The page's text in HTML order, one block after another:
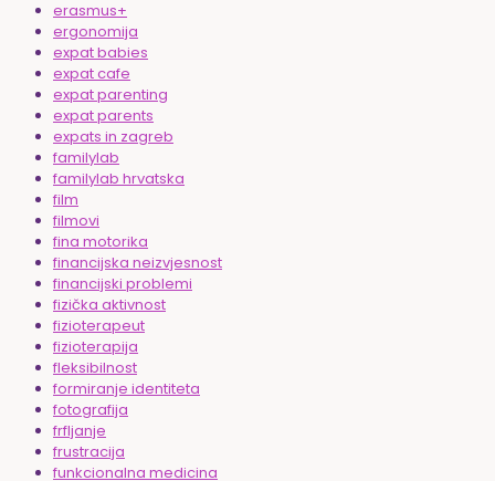
erasmus+
ergonomija
expat babies
expat cafe
expat parenting
expat parents
expats in zagreb
familylab
familylab hrvatska
film
filmovi
fina motorika
financijska neizvjesnost
financijski problemi
fizička aktivnost
fizioterapeut
fizioterapija
fleksibilnost
formiranje identiteta
fotografija
frfljanje
frustracija
funkcionalna medicina